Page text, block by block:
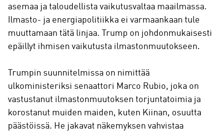
asemaa ja taloudellista vaikutusvaltaa maailmassa.
Ilmasto- ja energiapolitiikka ei varmaankaan tule
muuttamaan tätä linjaa. Trump on johdonmukaisesti
epäillyt ihmisen vaikutusta ilmastonmuutokseen.
Trumpin suunnitelmissa on nimittää
ulkoministeriksi senaattori Marco Rubio, joka on
vastustanut ilmastonmuutoksen torjuntatoimia ja
korostanut muiden maiden, kuten Kiinan, osuutta
päästöissä. He jakavat näkemyksen vahvistaa